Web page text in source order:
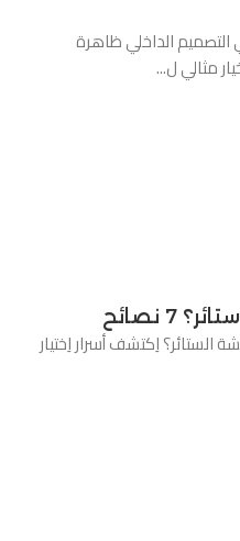
التصميم الداخلي ظاهرة
مثالي ل...
نصائح
الستائر؟ اِكتشف أسرار اِختيار